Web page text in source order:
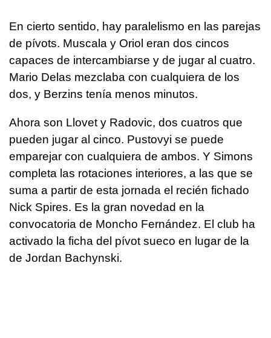
En cierto sentido, hay paralelismo en las parejas
de pívots. Muscala y Oriol eran dos cincos
capaces de intercambiarse y de jugar al cuatro.
Mario Delas mezclaba con cualquiera de los
dos, y Berzins tenía menos minutos.
Ahora son Llovet y Radovic, dos cuatros que
pueden jugar al cinco. Pustovyi se puede
emparejar con cualquiera de ambos. Y Simons
completa las rotaciones interiores, a las que se
suma a partir de esta jornada el recién fichado
Nick Spires. Es la gran novedad en la
convocatoria de Moncho Fernández. El club ha
activado la ficha del pívot sueco en lugar de la
de Jordan Bachynski.